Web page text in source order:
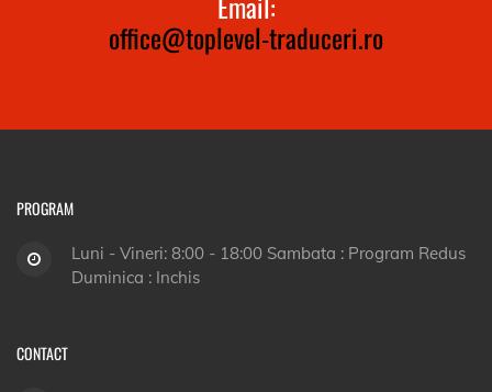
office@toplevel-traduceri.ro
PROGRAM
Luni - Vineri: 8:00 - 18:00 Sambata : Program Redus
Duminica : Inchis
CONTACT